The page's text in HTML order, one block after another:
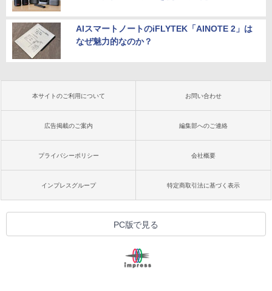
AIスマートノートのiFLYTEK「AINOTE 2」は
なぜ魅力的なのか？
本サイトのご利用について お問い合わせ
広告掲載のご案内 編集部へのご連絡
プライバシーポリシー 会社概要
インプレスグループ 特定商取引法に基づく表示
PC版で見る